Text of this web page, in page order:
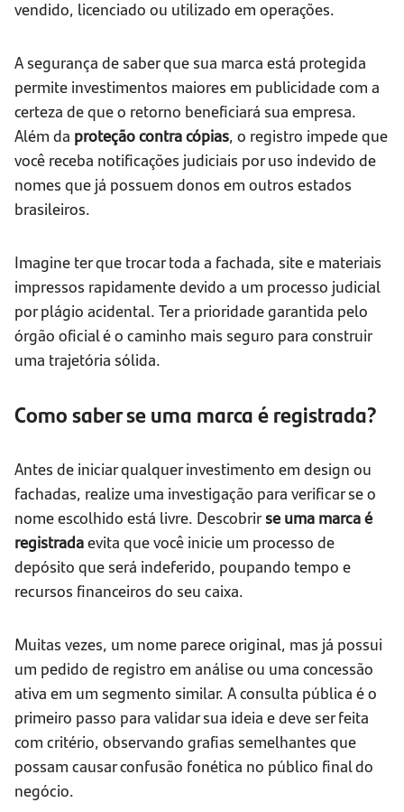
vendido, licenciado ou utilizado em operações.
A segurança de saber que sua marca está protegida
permite investimentos maiores em publicidade com a
certeza de que o retorno beneficiará sua empresa.
Além da proteção contra cópias, o registro impede que
você receba notificações judiciais por uso indevido de
nomes que já possuem donos em outros estados
brasileiros.
Imagine ter que trocar toda a fachada, site e materiais
impressos rapidamente devido a um processo judicial
por plágio acidental. Ter a prioridade garantida pelo
órgão oficial é o caminho mais seguro para construir
uma trajetória sólida.
Como saber se uma marca é registrada?
Antes de iniciar qualquer investimento em design ou
fachadas, realize uma investigação para verificar se o
nome escolhido está livre. Descobrirse uma marca é
registradaevita que você inicie um processo de
depósito que será indeferido, poupando tempo e
recursos financeiros do seu caixa.
Muitas vezes, um nome parece original, mas já possui
um pedido de registro em análise ou uma concessão
ativa em um segmento similar. A consulta pública é o
primeiro passo para validar sua ideia e deve ser feita
com critério, observando grafias semelhantes que
possam causar confusão fonética no público final do
negócio.